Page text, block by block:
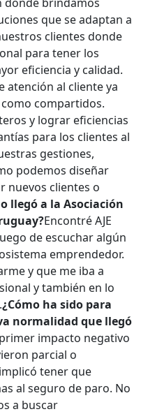
que se adaptan a
clientes donde
para tener los
eficiencia y calidad.
atención al cliente ya
compartidos.
y lograr eficiencias
para los clientes al
gestiones,
podemos diseñar
nuevos clientes o
llegó a la Asociación
Encontré AJE
de escuchar algún
emprendedor.
y que me iba a
y también en lo
¿Cómo ha sido para
normalidad que llegó
impacto negativo
parcial o
tener que
al seguro de paro. No
a buscar